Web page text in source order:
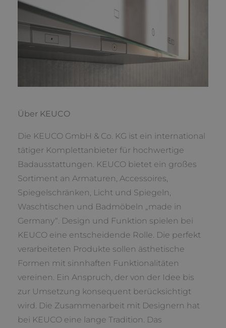
Über KEUCO
Die KEUCO GmbH & Co. KG ist ein international
tätiger Komplettanbieter für hochwertige
Badausstattungen. KEUCO bietet ein großes
Sortiment an Armaturen, Accessoires,
Spiegelschränken, Licht und Spiegeln,
Waschtischen und Badmöbeln „made in
Germany“. Design und Funktion spielen bei
KEUCO eine entscheidende Rolle. Die perfekt
verarbeiteten Produkte sollen ästhetische
Formen mit sinnhaften Funktionalitäten
vereinen. Ein Anspruch, der von der Idee bis
zur Umsetzung konsequent berücksichtigt
wird. Die Zusammenarbeit mit Designern hat
bei KEUCO eine lange Tradition. Das